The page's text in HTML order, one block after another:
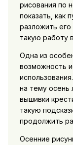
рисования по
показать, как
разложить
такую работу
Одна из
возможность
на тему осень
вышивки
такую
продолжить
Осенние